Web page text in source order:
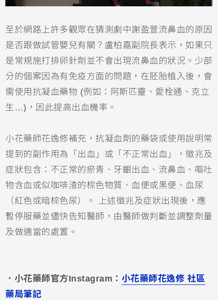
至於網路上許多觀眾在猜測劇中謝盈萱流鼻血的原因
是否跟做試管嬰兒有關？盧柏嘉副院長表示，如果只
是常規施打排卵針劑並不會出現流鼻血的狀況。少部
分的個案因為有免疫方面的問題，在胚胎植入後，會
需使用抗凝血藥物 (例如：阿斯匹靈、愛栓通、克立
生…)，因此提高出血機率。
小花藥師花逸修補充，抗凝血劑的藥袋或使用說明常
提到的副作用為「出血」或「不正常出血」，徵兆及
症狀包含：不正常的瘀青、牙齦出血、流鼻血、嘔吐
物含血或似咖啡渣的棕色物質、血便或黑便、血尿
（紅色或暗棕色尿）。 上述徵兆及症狀出現後，應
暫停服藥並儘快告知醫師，由醫師做判斷並調整劑量
及做適當的處置。
．小花藥師官方Instagram： 小花藥師花逸修 社區
藥局筆記